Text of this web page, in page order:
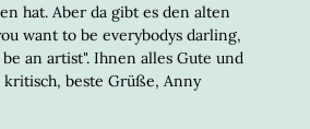
hat. Aber da gibt es den alten
want to be everybodys darling,
an artist". Ihnen alles Gute und
kritisch, beste Grüße, Anny